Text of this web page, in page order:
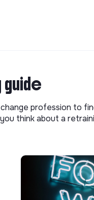
profession to
think about a